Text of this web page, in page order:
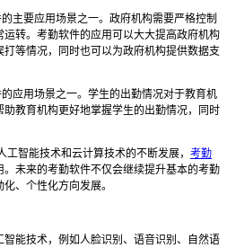
主要应用场景之一。政府机构需要严格控制
转。考勤软件的应用可以大大提高政府机构
等情况，同时也可以为政府机构提供数据支
应用场景之一。学生的出勤情况对于教育机
教育机构更好地掌握学生的出勤情况，同时
智能技术和云计算技术的不断发展， 考勤
未来的考勤软件不仅会继续提升基本的考勤
、个性化方向发展。
能技术，例如人脸识别、语音识别、自然语